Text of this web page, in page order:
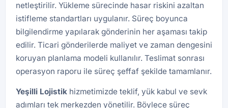
netleştirilir. Yükleme sürecinde hasar riskini azaltan
istifleme standartları uygulanır. Süreç boyunca
bilgilendirme yapılarak gönderinin her aşaması takip
edilir. Ticari gönderilerde maliyet ve zaman dengesini
koruyan planlama modeli kullanılır. Teslimat sonrası
operasyon raporu ile süreç şeffaf şekilde tamamlanır.
Yeşilli Lojistik hizmetimizde teklif, yük kabul ve sevk
adımları tek merkezden yönetilir. Böylece süreç